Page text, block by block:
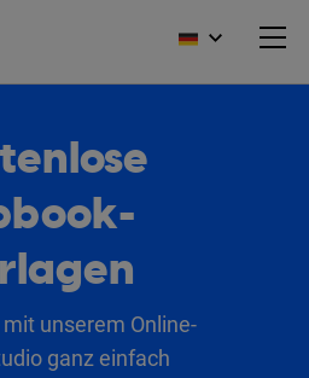
unserem Online-
ganz einfach